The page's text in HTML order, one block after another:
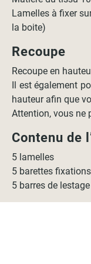
Lamelles à fixer
la boite)
Recoupe
Recoupe en
Il est également
hauteur afin que
Attention, vous ne
Contenu de
5 lamelles
5 barettes
5 barres de lestage